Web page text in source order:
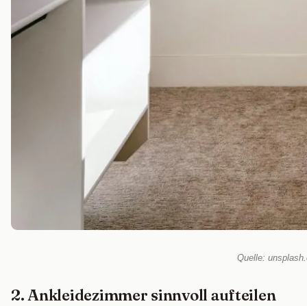
Quelle:
2. Ankleidezimmer sinnvoll aufteilen